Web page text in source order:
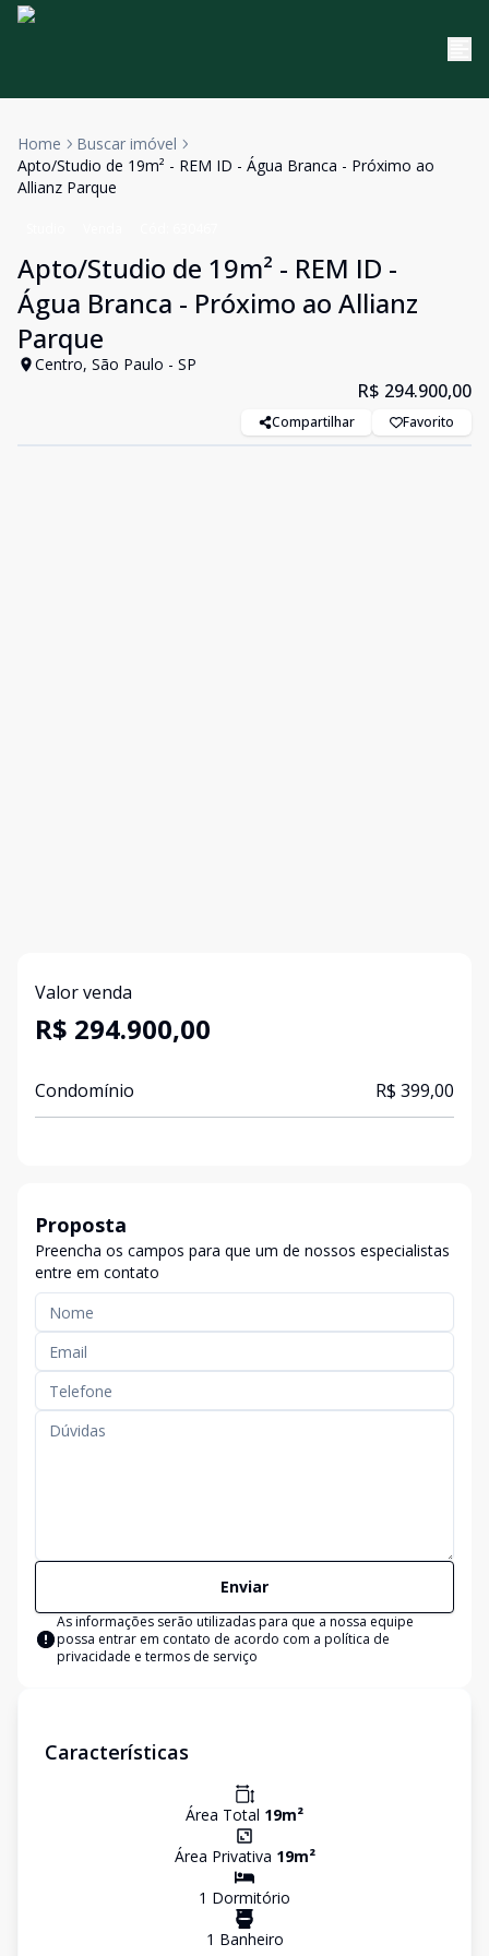
Home
Buscar imóvel
Apto/Studio de 19m² - REM ID - Água Branca - Próximo ao
Allianz Parque
Apto/Studio de 19m² - REM ID -
Água Branca - Próximo ao Allianz
Parque
Centro, São Paulo - SP
R$ 294.900,00
Compartilhar Favorito
Valor venda
R$ 294.900,00
Condomínio R$ 399,00
Proposta
Preencha os campos para que um de nossos especialistas
entre em contato
Enviar
As informações serão utilizadas para que a nossa equipe
possa entrar em contato de acordo com a política de
privacidade e termos de serviço
Características
Área Total 19m²
Área Privativa 19m²
1 Dormitório
1 Banheiro